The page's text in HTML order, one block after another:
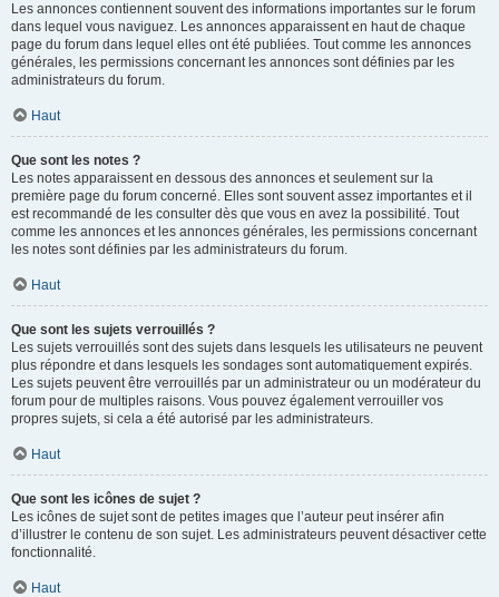
Les annonces contiennent souvent des informations importantes sur le forum
dans lequel vous naviguez. Les annonces apparaissent en haut de chaque
page du forum dans lequel elles ont été publiées. Tout comme les annonces
générales, les permissions concernant les annonces sont définies par les
administrateurs du forum.
Haut
Que sont les notes ?
Les notes apparaissent en dessous des annonces et seulement sur la
première page du forum concerné. Elles sont souvent assez importantes et il
est recommandé de les consulter dès que vous en avez la possibilité. Tout
comme les annonces et les annonces générales, les permissions concernant
les notes sont définies par les administrateurs du forum.
Haut
Que sont les sujets verrouillés ?
Les sujets verrouillés sont des sujets dans lesquels les utilisateurs ne peuvent
plus répondre et dans lesquels les sondages sont automatiquement expirés.
Les sujets peuvent être verrouillés par un administrateur ou un modérateur du
forum pour de multiples raisons. Vous pouvez également verrouiller vos
propres sujets, si cela a été autorisé par les administrateurs.
Haut
Que sont les icônes de sujet ?
Les icônes de sujet sont de petites images que l’auteur peut insérer afin
d’illustrer le contenu de son sujet. Les administrateurs peuvent désactiver cette
fonctionnalité.
Haut